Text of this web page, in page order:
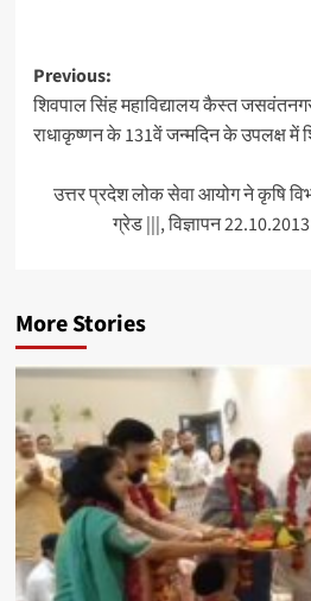
Post
navigation
Previous:
शिवपाल सिंह महाविद्यालय कैस्त
राधाकृष्णन के 131वें जन्मदिन के उपलक्ष में
उत्तर प्रदेश लोक सेवा आयोग ने कृषि
ग्रेड |||, विज्ञापन
More Stories